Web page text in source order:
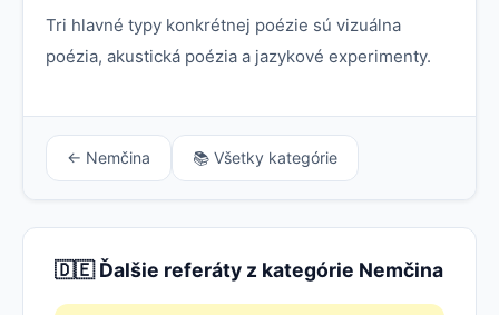
Tri hlavné typy konkrétnej poézie sú vizuálna
poézia, akustická poézia a jazykové experimenty.
← Nemčina 📚 Všetky kategórie
🇩🇪 Ďalšie referáty z kategórie Nemčina